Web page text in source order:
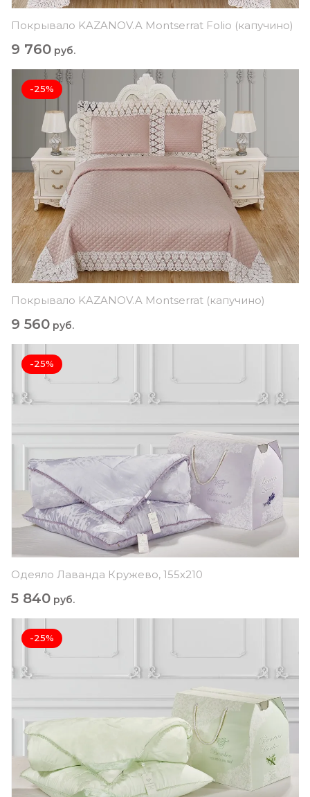
Покрывало KAZANOV.A Montserrat Folio (капучино)
9 760 руб.
-25%
Покрывало KAZANOV.A Montserrat (капучино)
9 560 руб.
-25%
Одеяло Лаванда Кружево, 155х210
5 840 руб.
-25%